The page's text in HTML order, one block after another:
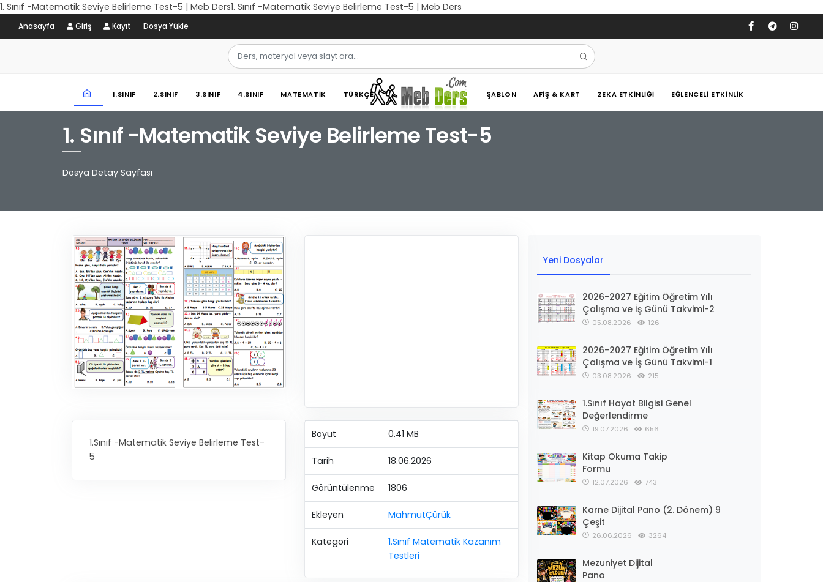
1. Sınıf -Matematik Seviye Belirleme Test-5 | Meb Ders1. Sınıf -Matematik Seviye Belirleme Test-5 | Meb Ders
Anasayfa Giriş Kayıt Dosya Yükle
1.SINIF 2.SINIF 3.SINIF 4.SINIF MATEMATIK TÜRKÇE ŞABLON AFIŞ & KART ZEKA ETKINLIĞI EĞLENCELI ETKINLIK
1. Sınıf -Matematik Seviye Belirleme Test-5
Dosya Detay Sayfası
1.Sınıf -Matematik Seviye Belirleme Test-
5
Boyut 0.41 MB
Tarih 18.06.2026
Görüntülenme 1806
Ekleyen MahmutÇürük
Kategori
1.Sınıf Matematik Kazanım
Testleri
Yeni Dosyalar
2026-2027 Eğitim Öğretim Yılı
Çalışma ve İş Günü Takvimi-2
05.08.2026 126
2026-2027 Eğitim Öğretim Yılı
Çalışma ve İş Günü Takvimi-1
03.08.2026 215
1.Sınıf Hayat Bilgisi Genel
Değerlendirme
19.07.2026 656
Kitap Okuma Takip
Formu
12.07.2026 743
Karne Dijital Pano (2. Dönem) 9
Çeşit
26.06.2026 3264
Mezuniyet Dijital
Pano